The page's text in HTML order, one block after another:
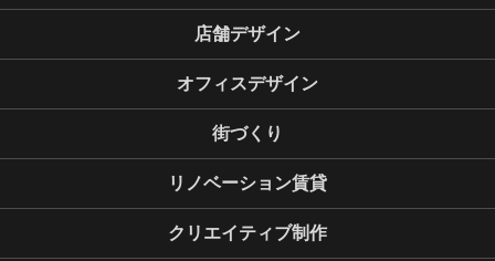
店舗デザイン
オフィスデザイン
街づくり
リノベーション賃貸
クリエイティブ制作